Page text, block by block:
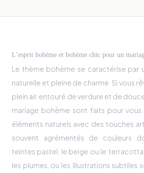
L’esprit bohème et bohème chic pour un
Le thème bohème se caractérise par
naturelle et pleine de charme. Si vous
plein air, entouré de verdure et de
mariage bohème sont faits pour
éléments naturels avec des touches
souvent agrémentés de couleurs
teintes pastel, le beige ou le
les plumes, ou les illustrations subtiles